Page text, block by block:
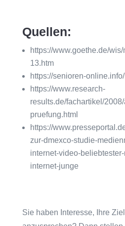
Quellen:
https://www.goethe.de/
13.htm
https://senioren-
https://www.research-
results.de/fachartikel/
pruefung.html
https://
zur-dmexco-studie-
internet-video-
internet-junge
Sie haben Interesse, Ihre